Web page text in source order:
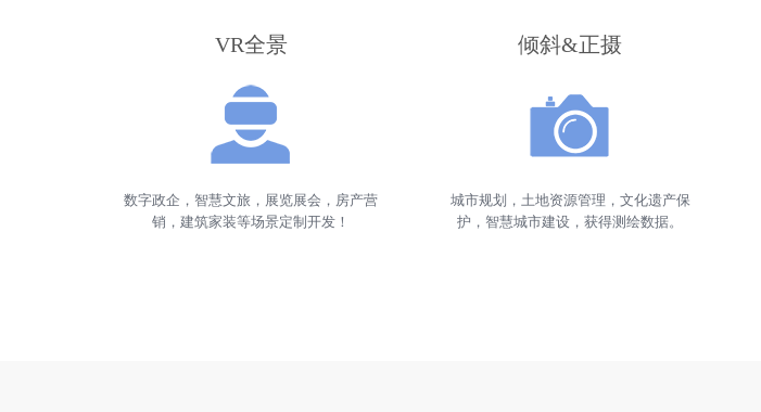
VR全景
数字政企，智慧文旅，展览展会，房产营
销，建筑家装等场景定制开发！
倾斜&正摄
城市规划，土地资源管理，文化遗产保
护，智慧城市建设，获得测绘数据。